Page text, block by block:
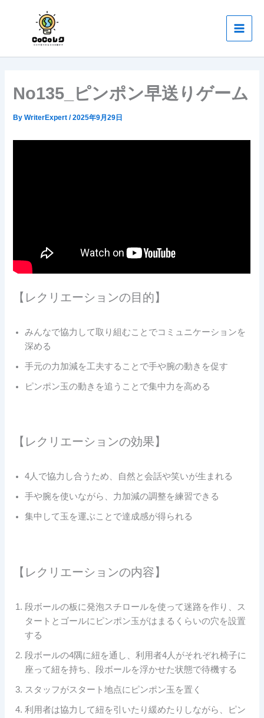
No135_ピンポン早送りゲーム
ByWriterExpert/2025年9月29日
【レクリエーションの目的】
みんなで協力して取り組むことでコミュニケーションを
深める
手元の力加減を工夫することで手や腕の動きを促す
ピンポン玉の動きを追うことで集中力を高める
【レクリエーションの効果】
4人で協力し合うため、自然と会話や笑いが生まれる
手や腕を使いながら、力加減の調整を練習できる
集中して玉を運ぶことで達成感が得られる
【レクリエーションの内容】
段ボールの板に発泡スチロールを使って迷路を作り、ス
タートとゴールにピンポン玉がはまるくらいの穴を設置
する
段ボールの4隅に紐を通し、利用者4人がそれぞれ椅子に
座って紐を持ち、段ボールを浮かせた状態で待機する
スタッフがスタート地点にピンポン玉を置く
利用者は協力して紐を引いたり緩めたりしながら、ピン